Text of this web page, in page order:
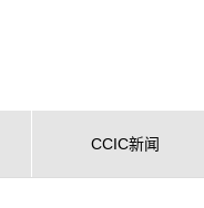
CCIC新闻